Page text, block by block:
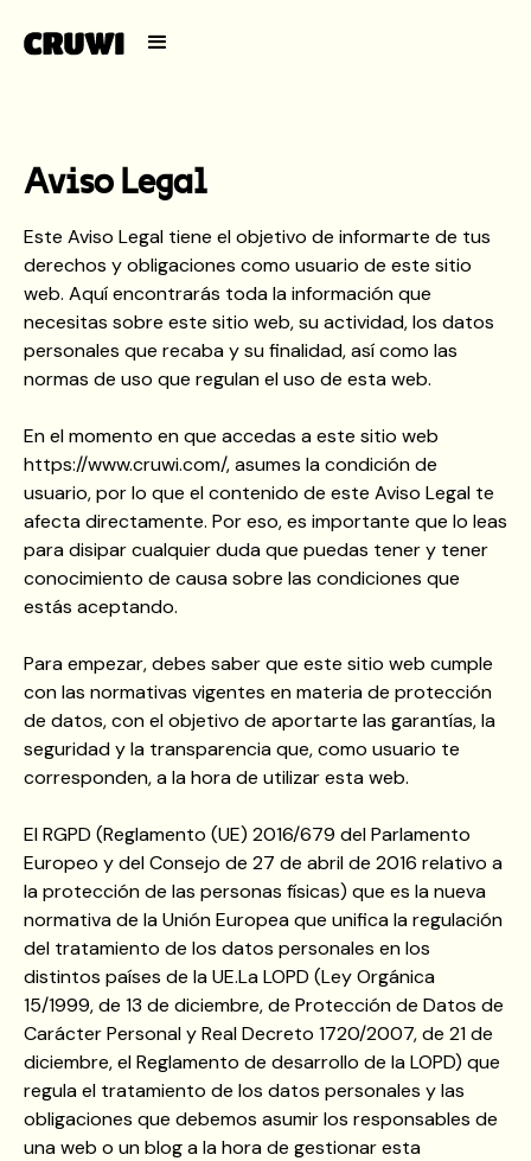
Aviso Legal
Este Aviso Legal tiene el objetivo de informarte de tus
derechos y obligaciones como usuario de este sitio
web. Aquí encontrarás toda la información que
necesitas sobre este sitio web, su actividad, los datos
personales que recaba y su finalidad, así como las
normas de uso que regulan el uso de esta web.
En el momento en que accedas a este sitio web
https://www.cruwi.com/, asumes la condición de
usuario, por lo que el contenido de este Aviso Legal te
afecta directamente. Por eso, es importante que lo leas
para disipar cualquier duda que puedas tener y tener
conocimiento de causa sobre las condiciones que
estás aceptando.
Para empezar, debes saber que este sitio web cumple
con las normativas vigentes en materia de protección
de datos, con el objetivo de aportarte las garantías, la
seguridad y la transparencia que, como usuario te
corresponden, a la hora de utilizar esta web.
El RGPD (Reglamento (UE) 2016/679 del Parlamento
Europeo y del Consejo de 27 de abril de 2016 relativo a
la protección de las personas físicas) que es la nueva
normativa de la Unión Europea que unifica la regulación
del tratamiento de los datos personales en los
distintos países de la UE.La LOPD (Ley Orgánica
15/1999, de 13 de diciembre, de Protección de Datos de
Carácter Personal y Real Decreto 1720/2007, de 21 de
diciembre, el Reglamento de desarrollo de la LOPD) que
regula el tratamiento de los datos personales y las
obligaciones que debemos asumir los responsables de
una web o un blog a la hora de gestionar esta